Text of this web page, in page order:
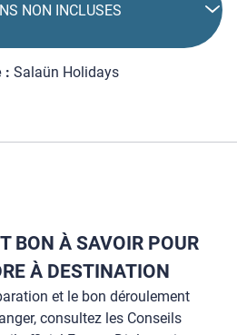
NON INCLUSES
: Salaün Holidays
BON À SAVOIR POUR
À DESTINATION
et le bon déroulement
consultez les Conseils